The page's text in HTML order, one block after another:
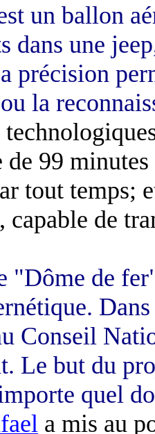
un ballon
dans une
précision
la
de 99
tout temps;
capable de
"Dôme de
Conseil
Le but du
quel
a mis au